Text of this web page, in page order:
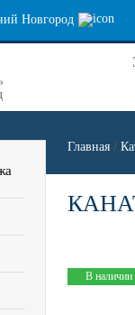
Новгород
Главная /
В наличии